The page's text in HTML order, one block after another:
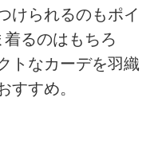
けられるのもポイ
るのはもちろ
トなカーデを羽織
すすめ。